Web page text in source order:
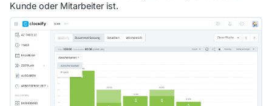
Kunde oder Mitarbeiter ist.